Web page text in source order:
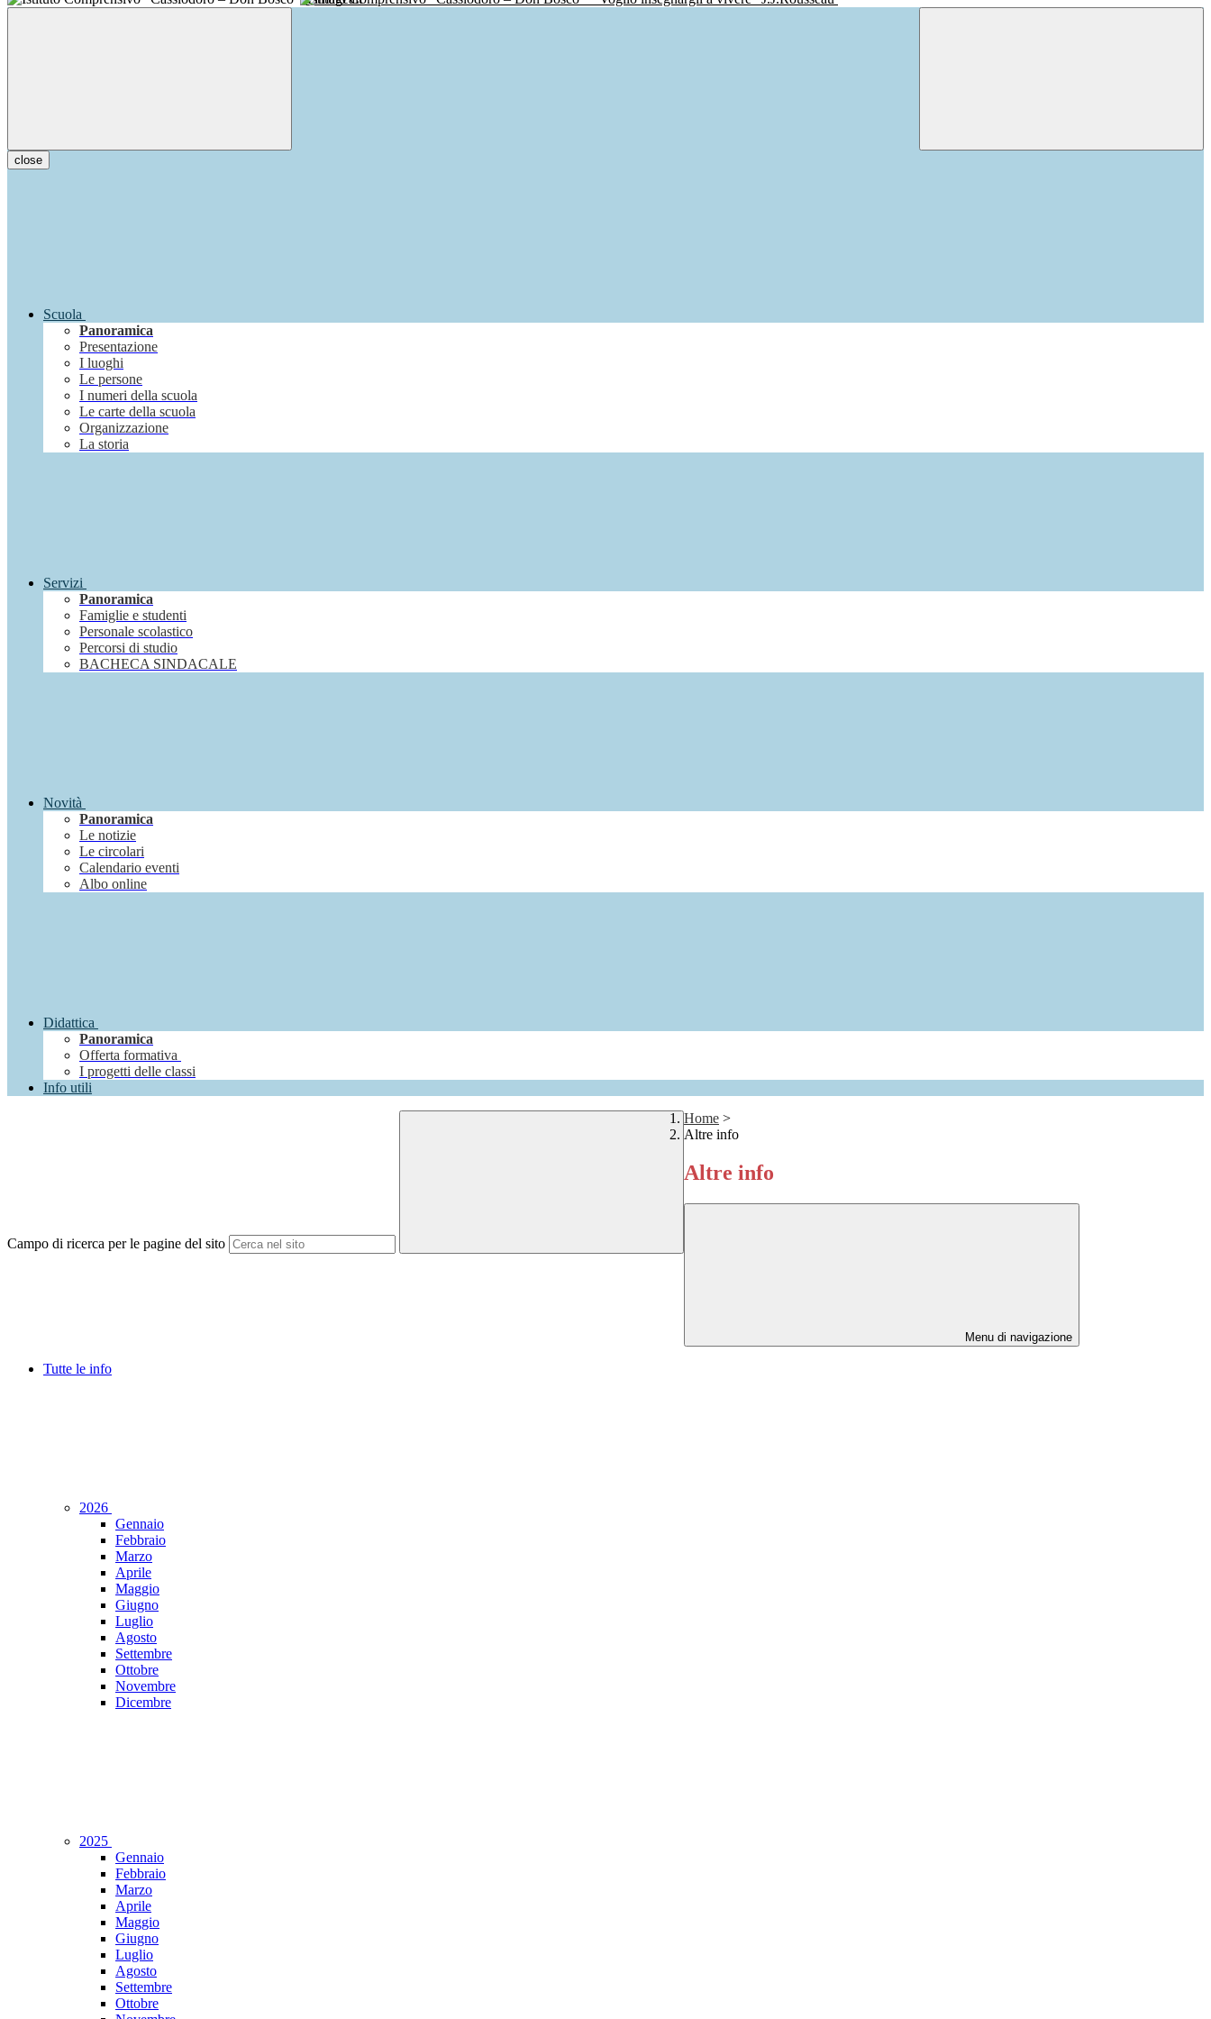
close
Scuola
Panoramica
Presentazione
I luoghi
Le persone
I numeri della scuola
Le carte della scuola
Organizzazione
La storia
Servizi
Panoramica
Famiglie e studenti
Personale scolastico
Percorsi di studio
BACHECA SINDACALE
Novità
Panoramica
Le notizie
Le circolari
Calendario eventi
Albo online
Didattica
Panoramica
Offerta formativa
I progetti delle classi
Info utili
Campo di ricerca per le pagine del sito
Home >
Altre info
Altre info
Menu di navigazione
Tutte le info
2026
Gennaio
Febbraio
Marzo
Aprile
Maggio
Giugno
Luglio
Agosto
Settembre
Ottobre
Novembre
Dicembre
2025
Gennaio
Febbraio
Marzo
Aprile
Maggio
Giugno
Luglio
Agosto
Settembre
Ottobre